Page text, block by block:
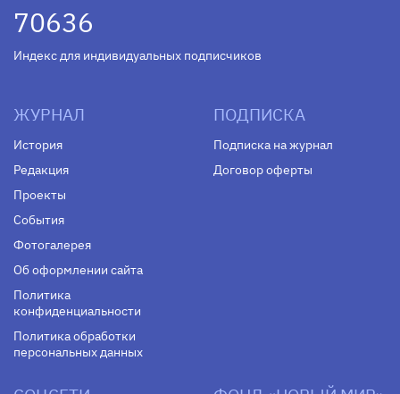
70636
Индекс для индивидуальных подписчиков
ЖУРНАЛ
История
Редакция
Проекты
События
Фотогалерея
Об оформлении сайта
Политика
конфиденциальности
Политика обработки
персональных данных
ПОДПИСКА
Подписка на журнал
Договор оферты